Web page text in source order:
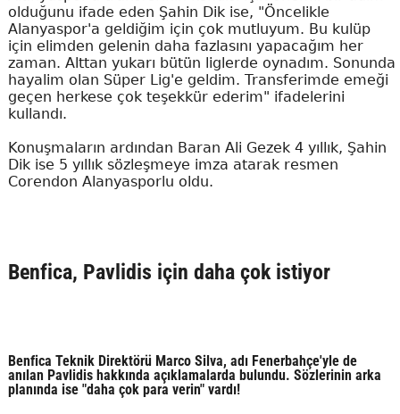
olduğunu ifade eden Şahin Dik ise, "Öncelikle
Alanyaspor'a geldiğim için çok mutluyum. Bu kulüp
için elimden gelenin daha fazlasını yapacağım her
zaman. Alttan yukarı bütün liglerde oynadım. Sonunda
hayalim olan Süper Lig'e geldim. Transferimde emeği
geçen herkese çok teşekkür ederim" ifadelerini
kullandı.
Konuşmaların ardından Baran Ali Gezek 4 yıllık, Şahin
Dik ise 5 yıllık sözleşmeye imza atarak resmen
Corendon Alanyasporlu oldu.
Benfica, Pavlidis için daha çok istiyor
Benfica Teknik Direktörü Marco Silva, adı Fenerbahçe'yle de
anılan Pavlidis hakkında açıklamalarda bulundu. Sözlerinin arka
planında ise "daha çok para verin" vardı!